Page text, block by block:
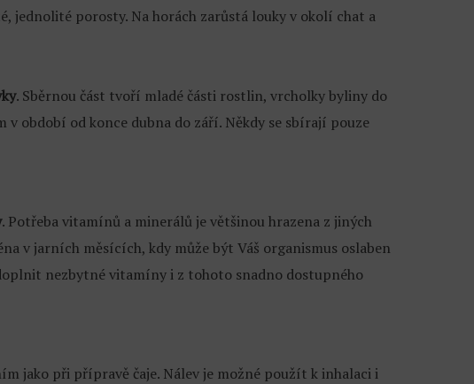
jednolité porosty. Na horách zarůstá louky v okolí chat a
. Sběrnou část tvoří mladé části rostlin, vrcholky byliny do
v období od konce dubna do září. Někdy se sbírají pouze
. Potřeba vitamínů a minerálů je většinou hrazena z jiných
v jarních měsících, kdy může být Váš organismus oslaben
nezbytné vitamíny i z tohoto snadno dostupného
jako při přípravě čaje. Nálev je možné použít k inhalaci i